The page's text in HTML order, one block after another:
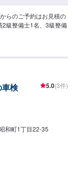
らのご予約はお見積の
2級整備士1名、3級整備
検 5.0(3件)
和町1丁目22-35